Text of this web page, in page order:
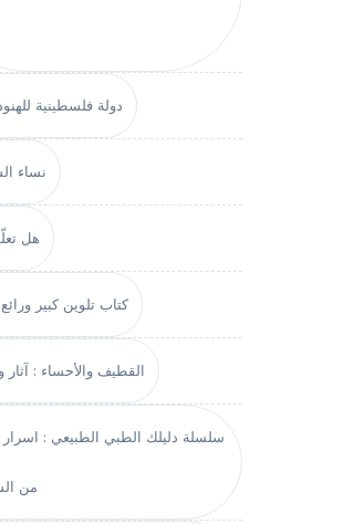
دولة فلسطينية
نساء
هل
كتاب تلوين كبير
القطيف والأحساء : آثار
سلسلة دليلك الطبي الطبيعي : اسرار
من